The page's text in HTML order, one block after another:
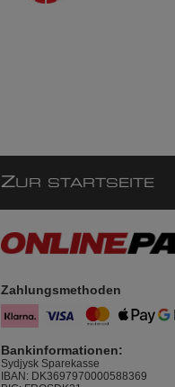
ZUR STARTSEITE
Zahlungsmethoden
Bankinformationen:
Sydjysk Sparekasse
IBAN: DK3697970000588369